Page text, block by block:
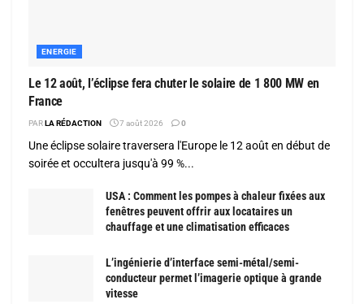
ENERGIE
Le 12 août, l’éclipse fera chuter le solaire de 1 800 MW en
France
PARLA RÉDACTION 7 août 2026 0
Une éclipse solaire traversera l'Europe le 12 août en début de
soirée et occultera jusqu'à 99 %...
USA : Comment les pompes à chaleur fixées aux
fenêtres peuvent offrir aux locataires un
chauffage et une climatisation efficaces
L’ingénierie d’interface semi-métal/semi-
conducteur permet l’imagerie optique à grande
vitesse